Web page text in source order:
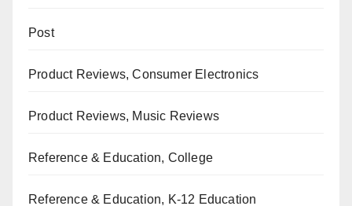
Post
Product Reviews, Consumer Electronics
Product Reviews, Music Reviews
Reference & Education, College
Reference & Education, K-12 Education